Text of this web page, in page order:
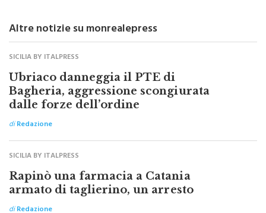
Altre notizie su monrealepress
SICILIA BY ITALPRESS
Ubriaco danneggia il PTE di
Bagheria, aggressione scongiurata
dalle forze dell’ordine
diRedazione
SICILIA BY ITALPRESS
Rapinò una farmacia a Catania
armato di taglierino, un arresto